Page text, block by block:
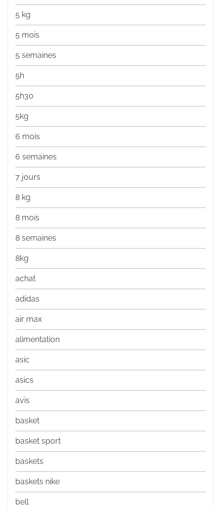
5 kg
5 mois
5 semaines
5h
5h30
5kg
6 mois
6 semaines
7 jours
8 kg
8 mois
8 semaines
8kg
achat
adidas
air max
alimentation
asic
asics
avis
basket
basket sport
baskets
baskets nike
bell